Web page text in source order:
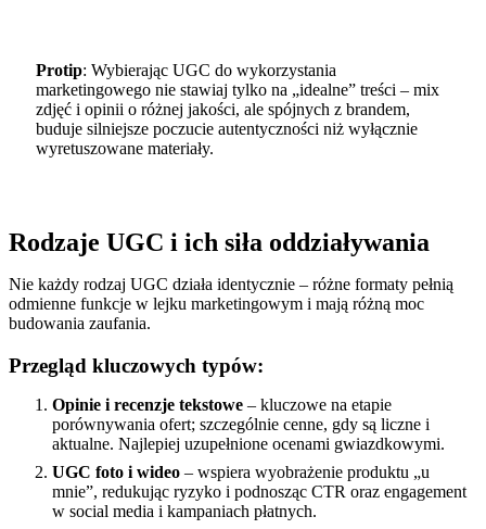
Protip: Wybierając UGC do wykorzystania
marketingowego nie stawiaj tylko na „idealne” treści – mix
zdjęć i opinii o różnej jakości, ale spójnych z brandem,
buduje silniejsze poczucie autentyczności niż wyłącznie
wyretuszowane materiały.
Rodzaje UGC i ich siła oddziaływania
Nie każdy rodzaj UGC działa identycznie – różne formaty pełnią
odmienne funkcje w lejku marketingowym i mają różną moc
budowania zaufania.
Przegląd kluczowych typów:
Opinie i recenzje tekstowe – kluczowe na etapie
porównywania ofert; szczególnie cenne, gdy są liczne i
aktualne. Najlepiej uzupełnione ocenami gwiazdkowymi.
UGC foto i wideo – wspiera wyobrażenie produktu „u
mnie”, redukując ryzyko i podnosząc CTR oraz engagement
w social media i kampaniach płatnych.